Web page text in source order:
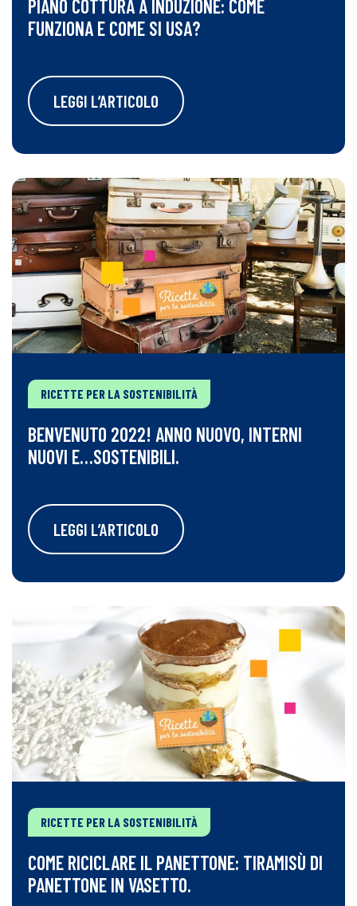
PIANO COTTURA A INDUZIONE: COME
FUNZIONA E COME SI USA?
LEGGI L’ARTICOLO
RICETTE PER LA SOSTENIBILITÀ
BENVENUTO 2022! ANNO NUOVO, INTERNI
NUOVI E…SOSTENIBILI.
LEGGI L’ARTICOLO
RICETTE PER LA SOSTENIBILITÀ
COME RICICLARE IL PANETTONE: TIRAMISÙ DI
PANETTONE IN VASETTO.